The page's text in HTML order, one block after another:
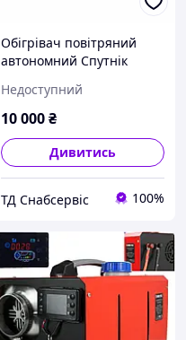
Обігрівач повітряний
автономний Спутнік
Недоступний
10 000₴
Дивитись
ТД Снабсервіс 100%